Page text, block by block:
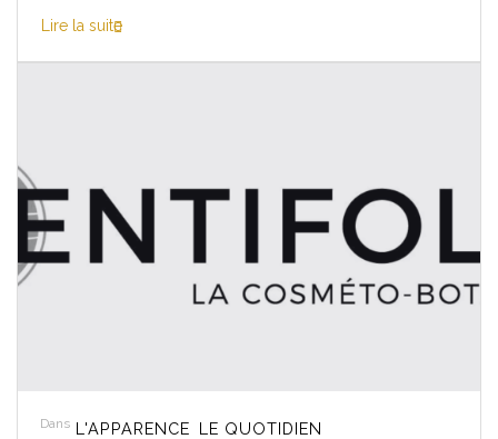
Lire la suite
Dans L'APPARENCE LE QUOTIDIEN